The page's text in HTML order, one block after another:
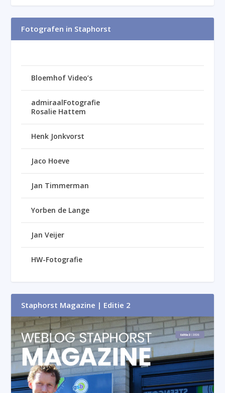
Fotografen in Staphorst
Bloemhof Video’s
admiraalFotografie
Rosalie Hattem
Henk Jonkvorst
Jaco Hoeve
Jan Timmerman
Yorben de Lange
Jan Veijer
HW-Fotografie
Staphorst Magazine | Editie 2